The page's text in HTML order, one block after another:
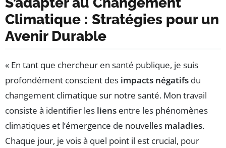
Climatique : Stratégies pour un
Avenir Durable
« En tant que chercheur en santé publique, je suis
profondément conscient des impacts négatifs du
changement climatique sur notre santé. Mon travail
consiste à identifier les liens entre les phénomènes
climatiques et l’émergence de nouvelles maladies.
Chaque jour, je vois à quel point il est crucial, pour